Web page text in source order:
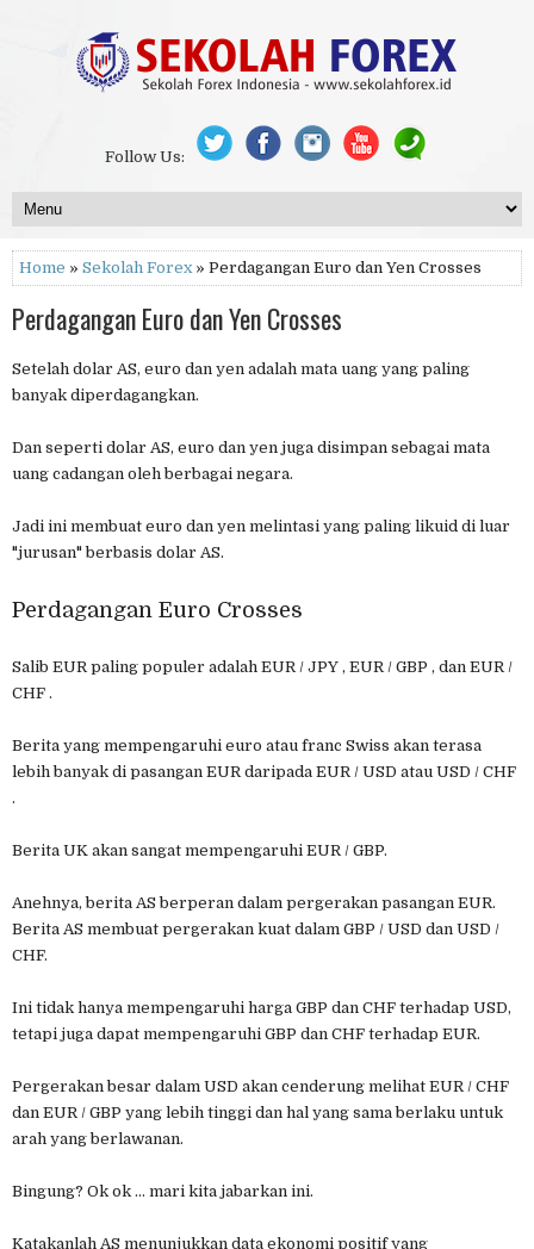
Follow Us:
Home » Sekolah Forex» Perdagangan Euro dan Yen Crosses
Perdagangan Euro dan Yen Crosses
Setelah dolar AS, euro dan yen adalah mata uang yang paling
banyak diperdagangkan.
Dan seperti dolar AS, euro dan yen juga disimpan sebagai mata
uang cadangan oleh berbagai negara.
Jadi ini membuat euro dan yen melintasi yang paling likuid di luar
"jurusan" berbasis dolar AS.
Perdagangan Euro Crosses
Salib EUR paling populer adalah EUR / JPY , EUR / GBP , dan EUR /
CHF .
Berita yang mempengaruhi euro atau franc Swiss akan terasa
lebih banyak di pasangan EUR daripada EUR / USD atau USD / CHF
.
Berita UK akan sangat mempengaruhi EUR / GBP.
Anehnya, berita AS berperan dalam pergerakan pasangan EUR.
Berita AS membuat pergerakan kuat dalam GBP / USD dan USD /
CHF.
Ini tidak hanya mempengaruhi harga GBP dan CHF terhadap USD,
tetapi juga dapat mempengaruhi GBP dan CHF terhadap EUR.
Pergerakan besar dalam USD akan cenderung melihat EUR / CHF
dan EUR / GBP yang lebih tinggi dan hal yang sama berlaku untuk
arah yang berlawanan.
Bingung? Ok ok ... mari kita jabarkan ini.
Katakanlah AS menunjukkan data ekonomi positif yang